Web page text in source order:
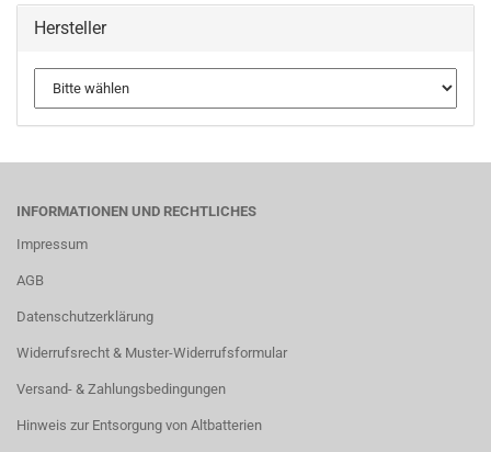
Hersteller
INFORMATIONEN UND RECHTLICHES
Impressum
AGB
Datenschutzerklärung
Widerrufsrecht & Muster-Widerrufsformular
Versand- & Zahlungsbedingungen
Hinweis zur Entsorgung von Altbatterien